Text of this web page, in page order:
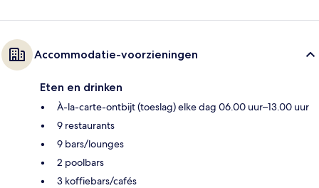
Accommodatie-voorzieningen
Eten en drinken
À-la-carte-ontbijt (toeslag) elke dag 06.00 uur–13.00 uur
9 restaurants
9 bars/lounges
2 poolbars
3 koffiebars/cafés